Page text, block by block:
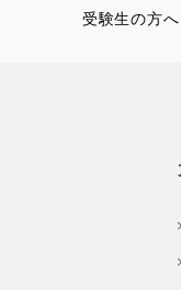
受験生の方へ